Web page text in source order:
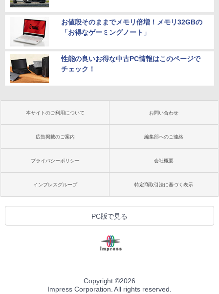
お値段そのままでメモリ倍増！メモリ32GBの
「お得なゲーミングノート」
性能の良いお得な中古PC情報はこのページで
チェック！
本サイトのご利用について お問い合わせ
広告掲載のご案内 編集部へのご連絡
プライバシーポリシー 会社概要
インプレスグループ 特定商取引法に基づく表示
PC版で見る
Copyright ©2026
Impress Corporation. All rights reserved.